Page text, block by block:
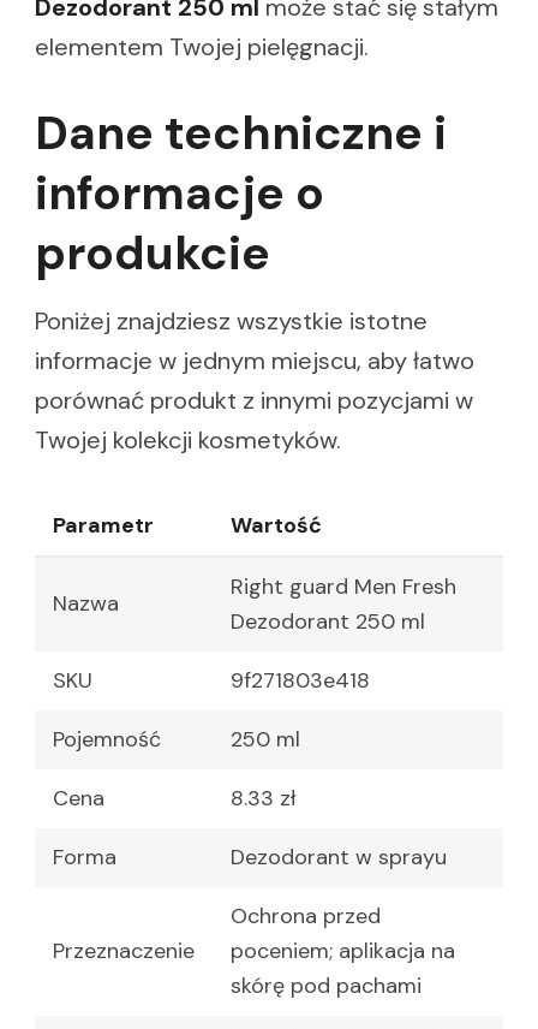
Dezodorant 250 ml może stać się stałym
elementem Twojej pielęgnacji.
Dane techniczne i
informacje o
produkcie
Poniżej znajdziesz wszystkie istotne
informacje w jednym miejscu, aby łatwo
porównać produkt z innymi pozycjami w
Twojej kolekcji kosmetyków.
Parametr Wartość
Nazwa
Right guard Men Fresh
Dezodorant 250 ml
SKU 9f271803e418
Pojemność 250 ml
Cena 8.33 zł
Forma Dezodorant w sprayu
Przeznaczenie
Ochrona przed
poceniem; aplikacja na
skórę pod pachami